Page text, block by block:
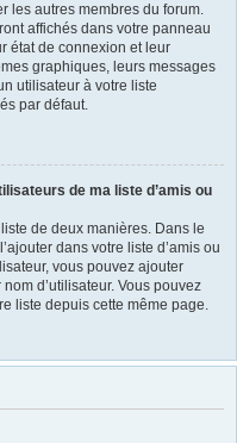
les autres membres du forum.
affichés dans votre panneau
état de connexion et leur
graphiques, leurs messages
utilisateur à votre liste
par défaut.
de ma liste d’amis ou
de deux manières. Dans le
dans votre liste d’amis ou
vous pouvez ajouter
d’utilisateur. Vous pouvez
liste depuis cette même page.